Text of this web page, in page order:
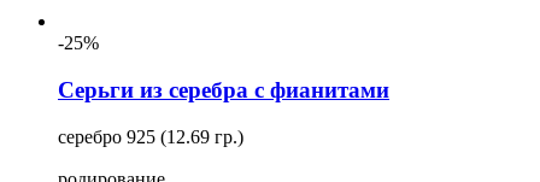
-25%
Серьги из серебра с фианитами
серебро 925 (12.69 гр.)